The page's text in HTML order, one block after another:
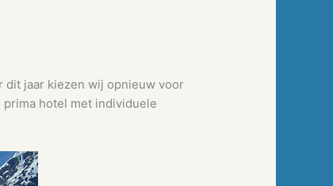
dit jaar kiezen wij opnieuw voor
prima hotel met individuele